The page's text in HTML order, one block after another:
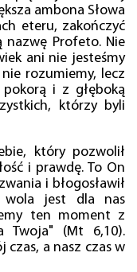
ambona Słowa
eteru, zakończyć
nazwę Profeto. Nie
ani nie jesteśmy
rozumiemy, lecz
i z głęboką
którzy byli
który pozwolił
i prawdę. To On
i błogosławił
wola jest dla nas
ten moment z
Twoja" (Mt 6,10).
czas, a nasz czas w